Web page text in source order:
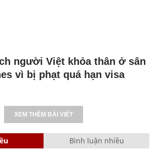
người Việt khỏa thân ở sân
vì bị phạt quá hạn visa
XEM THÊM BÀI VIẾT
Bình luận nhiều